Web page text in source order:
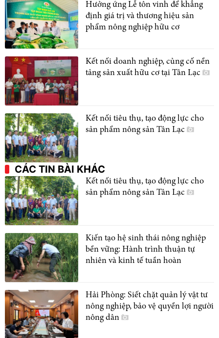
Hưởng ứng Lễ tôn vinh để khẳng
định giá trị và thương hiệu sản
phẩm nông nghiệp hữu cơ
Kết nối doanh nghiệp, củng cố nền
tảng sản xuất hữu cơ tại Tân Lạc
Kết nối tiêu thụ, tạo động lực cho
sản phẩm nông sản Tân Lạc
CÁC TIN BÀI KHÁC
Kết nối tiêu thụ, tạo động lực cho
sản phẩm nông sản Tân Lạc
Kiến tạo hệ sinh thái nông nghiệp
bền vững: Hành trình thuận tự
nhiên và kinh tế tuần hoàn
Hải Phòng: Siết chặt quản lý vật tư
nông nghiệp, bảo vệ quyền lợi người
nông dân